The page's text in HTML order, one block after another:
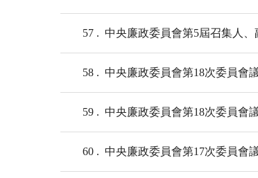
57 中央廉政委員會第5屆召集人
58 中央廉政委員會第18次委員會
59 中央廉政委員會第18次委員會
60 中央廉政委員會第17次委員會